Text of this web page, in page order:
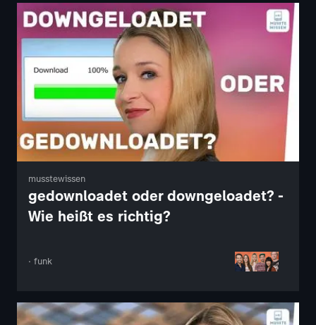
musstewissen
gedownloadet oder downgeloadet? -
Wie heißt es richtig?
· funk